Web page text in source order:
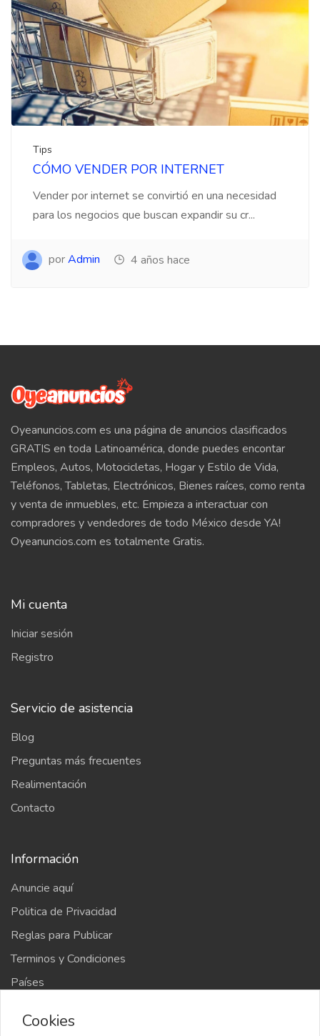
Tips
CÓMO VENDER POR INTERNET
Vender por internet se convirtió en una necesidad
para los negocios que buscan expandir su cr...
porAdmin 4 años hace
Oyeanuncios.com es una página de anuncios clasificados
GRATIS en toda Latinoamérica, donde puedes encontar
Empleos, Autos, Motocicletas, Hogar y Estilo de Vida,
Teléfonos, Tabletas, Electrónicos, Bienes raíces, como renta
y venta de inmuebles, etc. Empieza a interactuar con
compradores y vendedores de todo México desde YA!
Oyeanuncios.com es totalmente Gratis.
Mi cuenta
Iniciar sesión
Registro
Servicio de asistencia
Blog
Preguntas más frecuentes
Realimentación
Contacto
Información
Anuncie aquí
Politica de Privacidad
Reglas para Publicar
Terminos y Condiciones
Países
Cookies